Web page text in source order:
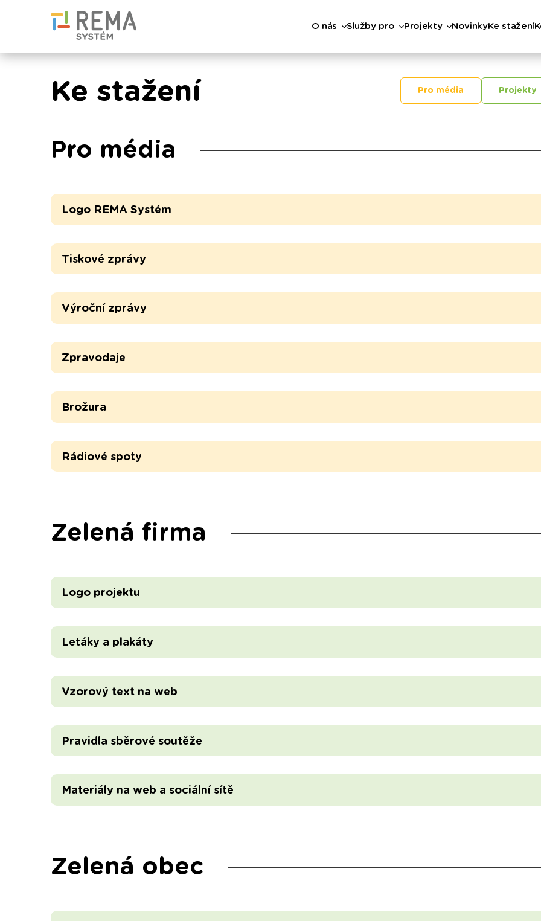
O nás Služby pro Projekty NovinkyKe stažení
Ke stažení Pro média Projekty
Pro média
Logo REMA Systém
Tiskové zprávy
Výroční zprávy
Zpravodaje
Brožura
Rádiové spoty
Zelená firma
Logo projektu
Letáky a plakáty
Vzorový text na web
Pravidla sběrové soutěže
Materiály na web a sociální sítě
Zelená obec